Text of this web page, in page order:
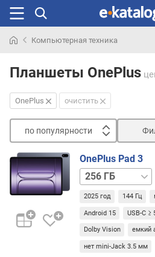
раньше
Компьютерная техника
Планшеты OnePlus
OnePlus очистить
по популярности
п
о
п
п
у
OnePlus Pad 3
512 ГБ
2025 год 144 Гц
Android 15 USB-C ≥
Dolby Vision емкий
нет mini-Jack 3.5 мм